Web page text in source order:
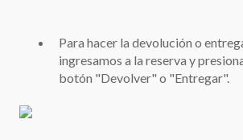
Para hacer la devolución o
ingresamos a la reserva y
botón "Devolver" o "Entregar".